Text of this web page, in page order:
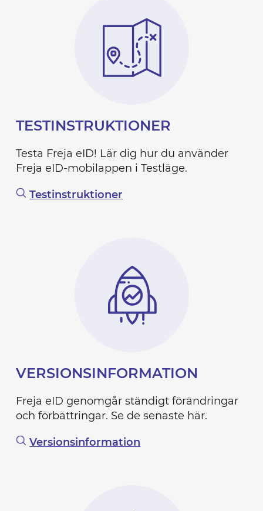
TESTINSTRUKTIONER
Testa Freja eID! Lär dig hur du använder
Freja eID-mobilappen i Testläge.
Testinstruktioner
VERSIONSINFORMATION
Freja eID genomgår ständigt förändringar
och förbättringar. Se de senaste här.
Versionsinformation